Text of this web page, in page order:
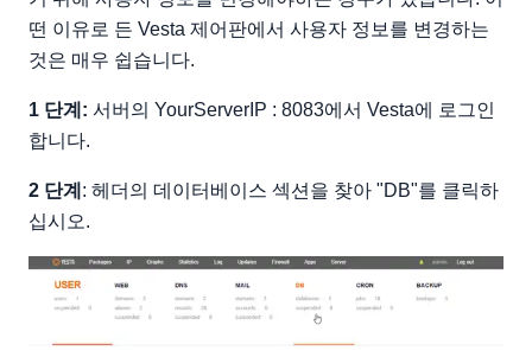
떤 이유로 든 Vesta 제어판에서 사용자 정보를 변경하는
것은 매우 쉽습니다.
1 단계: 서버의 YourServerIP : 8083에서 Vesta에 로그인
합니다.
2 단계 : 헤더의 데이터베이스 섹션을 찾아 "DB"를 클릭하
십시오.